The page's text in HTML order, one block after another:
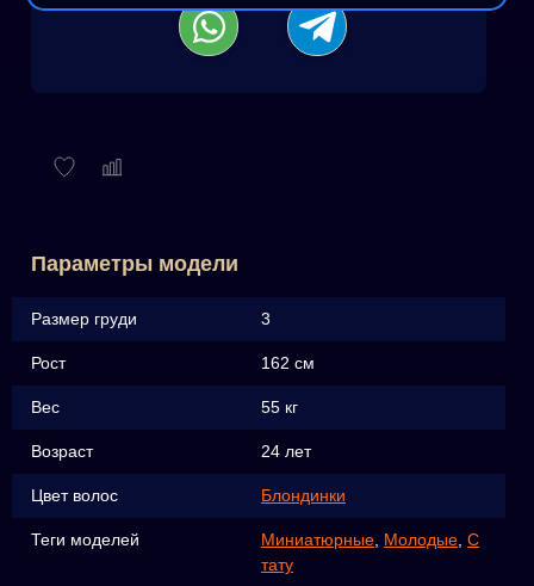
Параметры модели
Размер груди 3
Рост 162 см
Вес 55 кг
Возраст 24 лет
Цвет волос Блондинки
Теги моделей Миниатюрные, Молодые, С
тату